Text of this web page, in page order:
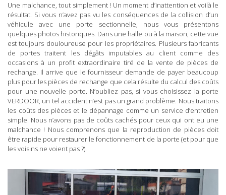
Une malchance, tout simplement ! Un moment d’inattention et voilà le
résultat. Si vous n’avez pas vu les conséquences de la collision d’un
véhicule avec une porte sectionnelle, nous vous présentons
quelques photos historiques. Dans une halle ou à la maison, cette vue
est toujours douloureuse pour les propriétaires. Plusieurs fabricants
de portes traitent les dégâts imputables au client comme des
occasions à un profit extraordinaire tiré de la vente de pièces de
rechange. Il arrive que le fournisseur demande de payer beaucoup
plus pour les pièces de rechange que cela résulte du calcul des coûts
pour une nouvelle porte. N’oubliez pas, si vous choisissez la porte
VERDOOR, un tel accident n’est pas un grand problème. Nous traitons
les coûts des pièces et le dépannage comme un service d’entretien
simple. Nous n’avons pas de coûts cachés pour ceux qui ont eu une
malchance ! Nous comprenons que la reproduction de pièces doit
être rapide pour restaurer le fonctionnement de la porte (et pour que
les voisins ne voient pas ?).